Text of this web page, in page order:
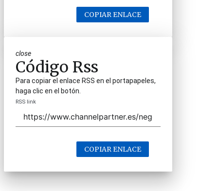
COPIAR ENLACE
close
Código Rss
Para copiar el enlace RSS en el portapapeles,
haga clic en el botón.
RSS link
COPIAR ENLACE